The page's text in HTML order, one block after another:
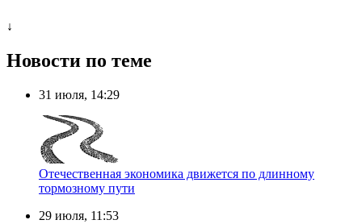
↓
Новости по теме
31 июля, 14:29
Отечественная экономика движется по длинному
тормозному пути
29 июля, 11:53